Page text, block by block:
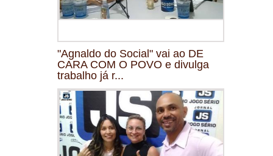
"Agnaldo do Social" vai ao DE
CARA COM O POVO e divulga
trabalho já r...